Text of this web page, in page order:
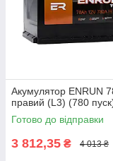
Акумулятор ENRUN
правий (L3) (780
Готово до відправки
3 812,35 ₴ 4 013 ₴